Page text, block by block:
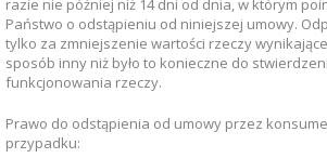
razie nie później niż 14 dni od dnia, w którym
Państwo o odstąpieniu od niniejszej umowy.
tylko za zmniejszenie wartości rzeczy
sposób inny niż było to konieczne do
funkcjonowania rzeczy.
Prawo do odstąpienia od umowy przez
przypadku: